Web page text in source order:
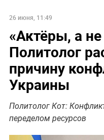
26 июня, 11:49
«Актёры, а
Политолог
причину
Украины
Политолог Кот:
переделом ресурсов